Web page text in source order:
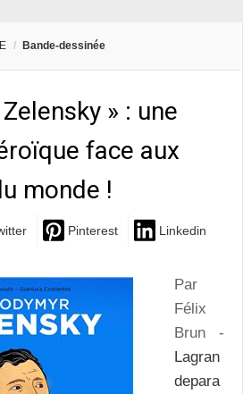
/ Bande-dessinée
» : une
face aux
monde !
Pinterest Linkedin
Par
Félix
Brun -
Lagran
depara